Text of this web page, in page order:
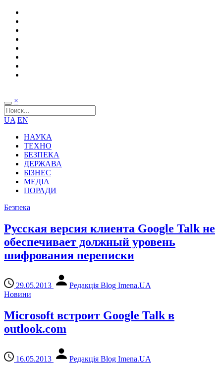
×
UA EN
НАУКА
ТЕХНО
БЕЗПЕКА
ДЕРЖАВА
БІЗНЕС
МЕДІА
ПОРАДИ
Безпека
Русская версия клиента Google Talk не
обеспечивает должный уровень
шифрования переписки
29.05.2013
Редакція Blog Imena.UA
Новини
Microsoft встроит Google Talk в
outlook.com
16.05.2013 Редакція Blog Imena.UA